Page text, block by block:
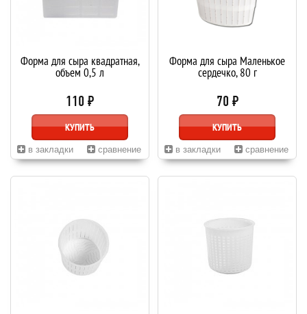
Форма для сыра квадратная,
объем 0,5 л
110 ₽
КУПИТЬ
в закладки сравнение
Форма для сыра Маленькое
сердечко, 80 г
70 ₽
КУПИТЬ
в закладки сравнение